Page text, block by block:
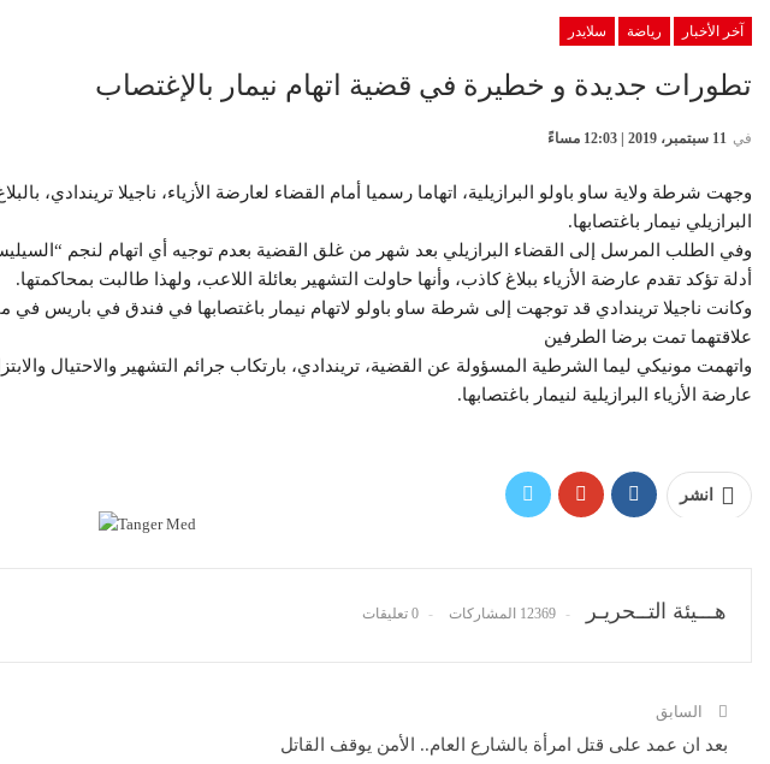
آخر الأخبار رياضة سلايدر
تطورات جديدة و خطيرة في قضية اتهام نيمار بالإغتصاب
في 11 سبتمبر، 2019 | 12:03 مساءً
وجهت شرطة ولاية ساو باولو البرازيلية، اتهاما رسميا أمام القضاء لعارضة الأزياء، ناجيلا تريندادي،
البرازيلي نيمار باغتصابها.
وفي الطلب المرسل إلى القضاء البرازيلي بعد شهر من غلق القضية بعدم توجيه أي اتهام لنجم
أدلة تؤكد تقدم عارضة الأزياء ببلاغ كاذب، وأنها حاولت التشهير بعائلة اللاعب، ولهذا طالبت بمحاكمتها.
وكانت ناجيلا تريندادي قد توجهت إلى شرطة ساو باولو لاتهام نيمار باغتصابها في فندق في باريس في
علاقتهما تمت برضا الطرفين
واتهمت مونيكي ليما الشرطية المسؤولة عن القضية، تريندادي، بارتكاب جرائم التشهير والاحتيال
عارضة الأزياء البرازيلية لنيمار باغتصابها.
انشر
هـــيئة التــحريـر 12369 المشاركات 0 تعليقات
السابق
بعد ان عمد على قتل امرأة بالشارع العام.. الأمن يوقف القاتل